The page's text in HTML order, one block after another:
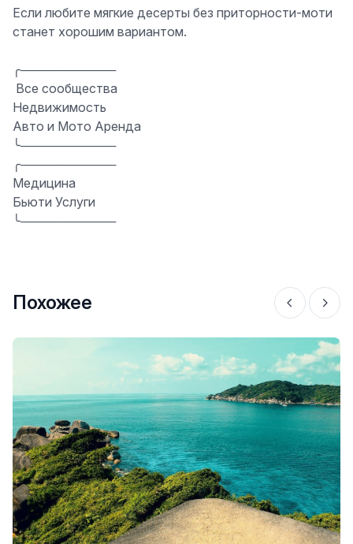
Если любите мягкие десерты без приторности-моти
станет хорошим вариантом.
╭───────────
️ Все сообщества
Недвижимость
Авто и Мото Аренда
╰───────────
╭───────────
Медицина
Бьюти Услуги
╰───────────
Похожее